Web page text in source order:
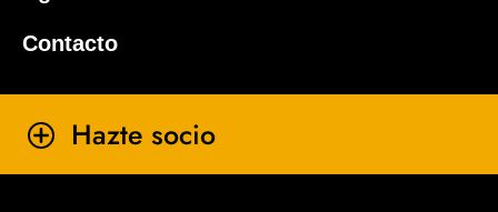
Contacto
Hazte socio